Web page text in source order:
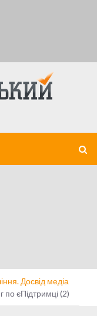
Досвід медіа
по єПідтримці (2)